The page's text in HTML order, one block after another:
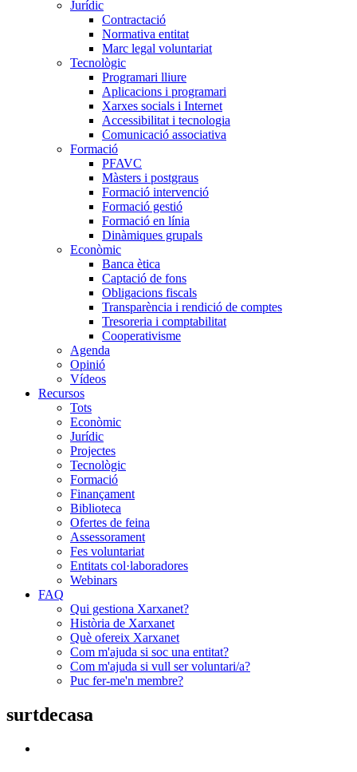
Jurídic
Contractació
Normativa entitat
Marc legal voluntariat
Tecnològic
Programari lliure
Aplicacions i programari
Xarxes socials i Internet
Accessibilitat i tecnologia
Comunicació associativa
Formació
PFAVC
Màsters i postgraus
Formació intervenció
Formació gestió
Formació en línia
Dinàmiques grupals
Econòmic
Banca ètica
Captació de fons
Obligacions fiscals
Transparència i rendició de comptes
Tresoreria i comptabilitat
Cooperativisme
Agenda
Opinió
Vídeos
Recursos
Tots
Econòmic
Jurídic
Projectes
Tecnològic
Formació
Finançament
Biblioteca
Ofertes de feina
Assessorament
Fes voluntariat
Entitats col·laboradores
Webinars
FAQ
Qui gestiona Xarxanet?
Història de Xarxanet
Què ofereix Xarxanet
Com m'ajuda si soc una entitat?
Com m'ajuda si vull ser voluntari/a?
Puc fer-me'n membre?
surtdecasa